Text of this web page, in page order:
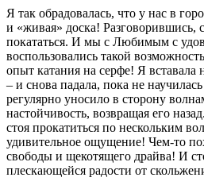
Я так обрадовалась, что у нас в
и «живая» доска! Разговорившись,
покататься. И мы с Любимым с
воспользовались такой
опыт катания на серфе! Я вставала
– и снова падала, пока не
регулярно уносило в сторону
настойчивость, возвращая его
стоя прокатиться по нескольким
удивительное ощущение! Чем-то
свободы и щекотящего драйва! И
плескающейся радости от